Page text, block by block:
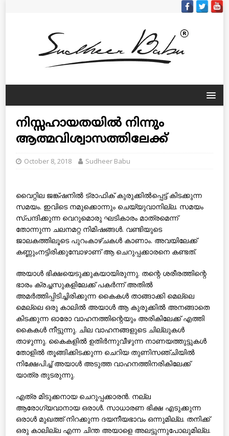
നിസ്സഹായതയില്‍ നിന്നും
ആത്മവിശ്വാസത്തിലേക്ക്
October 8, 2018 Sudheer Babu
വൈറ്റില ജങ്ക്ഷനില്‍ ട്രാഫിക് കുരുക്കില്‍പ്പെട്ട് കിടക്കുന്ന
സമയം. ഇവിടെ നമുക്കൊന്നും ചെയ്യുവാനില്ല. സമയം
സ്പന്ദിക്കുന്ന വെറുമൊരു ഘടികാരം മാത്രമെന്ന്
തോന്നുന്ന ചലനമറ്റ നിമിഷങ്ങള്‍. വണ്ടിയുടെ
ജാലകത്തിലൂടെ പുറംകാഴ്ചകള്‍ കാണാം. അവയിലേക്ക്
കണ്ണുംനട്ടിരിക്കുമ്പോഴാണ് ആ ചെറുപ്പക്കാരനെ കണ്ടത്.
അയാള്‍ ഭിക്ഷയെടുക്കുകയായിരുന്നു. തന്റെ ശരീരത്തിന്റെ
ഭാരം ക്രച്ചസുകളിലേക്ക് പകര്‍ന്ന് അതില്‍
അമര്‍ത്തിപ്പിടിച്ചിരിക്കുന്ന കൈകള്‍ താങ്ങാക്കി മെല്ലെ
മെല്ലെ ഒരു കാലില്‍ അയാള്‍ ആ കുരുക്കില്‍ അനങ്ങാതെ
കിടക്കുന്ന ഓരോ വാഹനത്തിന്റെയും അരികിലേക്ക് എത്തി
കൈകള്‍ നീട്ടുന്നു. ചില വാഹനങ്ങളുടെ ചില്ലുകള്‍
താഴുന്നു. കൈകളില്‍ ഉതിര്‍ന്നുവീഴുന്ന നാണയത്തുട്ടുകള്‍
തോളില്‍ തൂങ്ങിക്കിടക്കുന്ന ചെറിയ തുണിസഞ്ചിയില്‍
നിക്ഷേപിച്ച് അയാള്‍ അടുത്ത വാഹനത്തിനരികിലേക്ക്
യാത്ര തുടരുന്നു.
എത്ര മിടുക്കനായ ചെറുപ്പക്കാരന്‍. നല്ല
ആരോഗ്യവാനായ ഒരാള്‍. സാധാരണ ഭിക്ഷ എടുക്കുന്ന
ഒരാള്‍ മുഖത്ത് നിറക്കുന്ന ദയനീയഭാവം ഒന്നുമില്ല. തനിക്ക്
ഒരു കാലില്ല എന്ന ചിന്ത അയാളെ അലട്ടുന്നുപോലുമില്ല.